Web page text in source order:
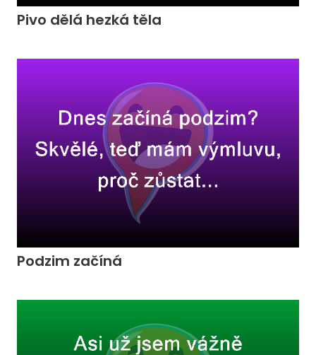
Pivo dělá hezká těla
Podzim začíná